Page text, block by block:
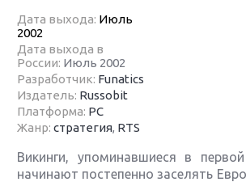
Дата выхода: Июль
2002
Дата выхода в
России: Июль 2002
Разработчик: Funatics
Издатель: Russobit
Платформа: PC
Жанр:стратегия, RTS
Викинги, упоминавшиеся в
начинают постепенно заселять